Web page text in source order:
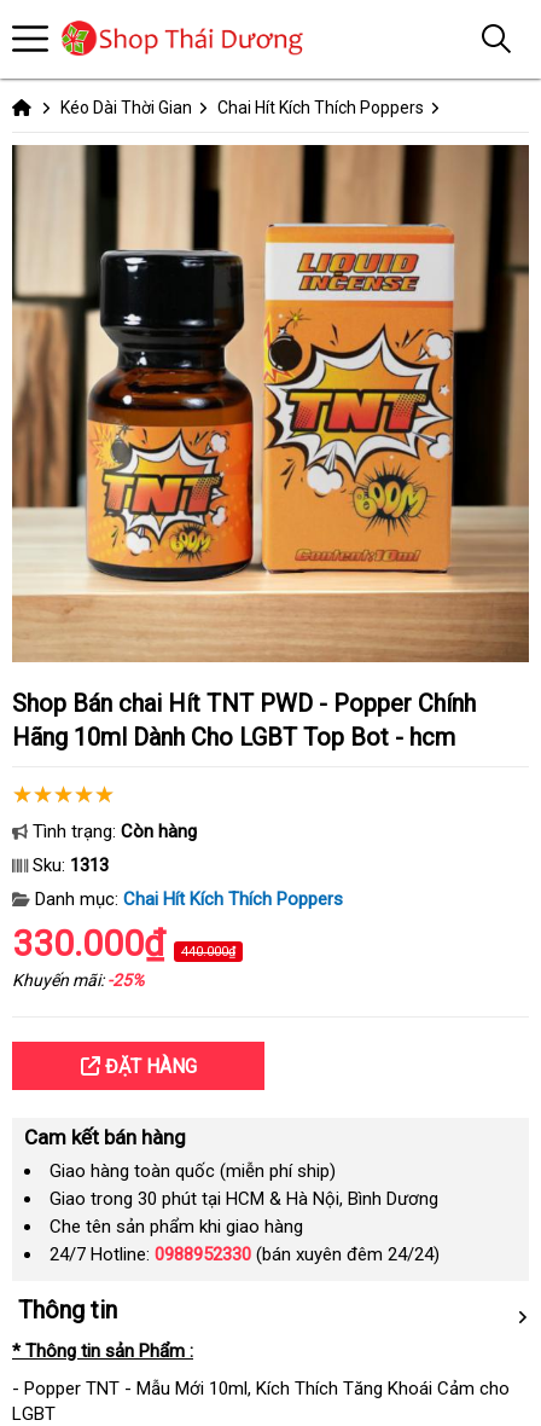
Kéo Dài Thời Gian Chai Hít Kích Thích Poppers
Shop Bán chai Hít TNT PWD - Popper Chính
Hãng 10ml Dành Cho LGBT Top Bot - hcm
Tình trạng: Còn hàng
Sku: 1313
Danh mục: Chai Hít Kích Thích Poppers
330.000₫ 440.000₫
Khuyến mãi:-25%
ĐẶT HÀNG
Cam kết bán hàng
Giao hàng toàn quốc (miễn phí ship)
Giao trong 30 phút tại HCM & Hà Nội, Bình Dương
Che tên sản phẩm khi giao hàng
24/7 Hotline: 0988952330 (bán xuyên đêm 24/24)
Thông tin
* Thông tin sản Phẩm :
- Popper TNT - Mẫu Mới 10ml, Kích Thích Tăng Khoái Cảm cho
LGBT